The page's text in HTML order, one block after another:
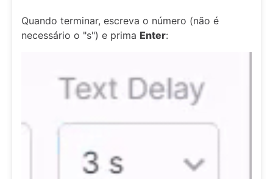
Quando terminar, escreva o número (não é
necessário o "s") e prima Enter: